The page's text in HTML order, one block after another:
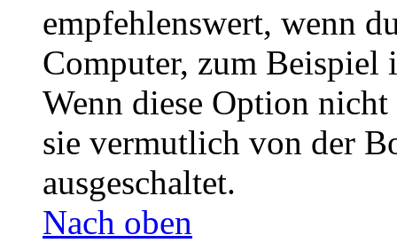
empfehlenswert, wenn
Computer, zum Beispiel
Wenn diese Option
sie vermutlich von der
ausgeschaltet.
Nach oben